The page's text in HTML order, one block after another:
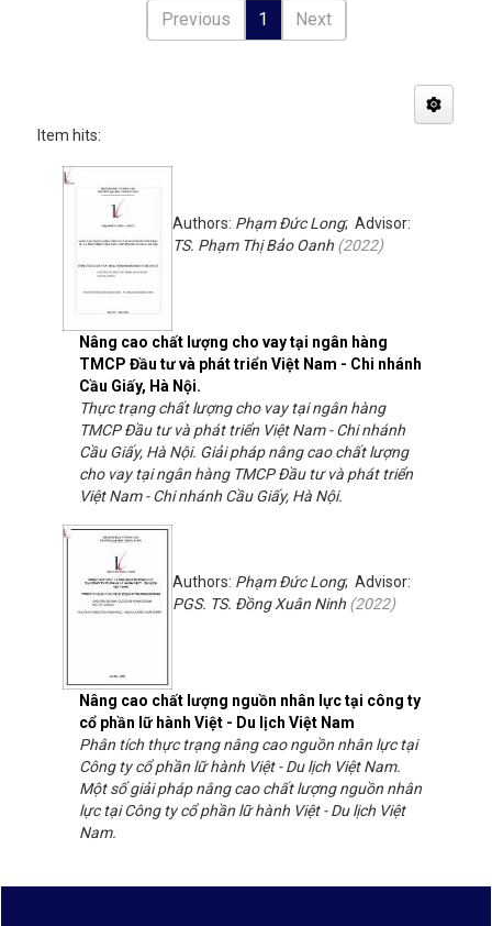
Previous 1 Next
Item hits:
Nâng cao chất lượng cho vay tại ngân hàng
TMCP Đầu tư và phát triển Việt Nam - Chi nhánh
Cầu Giấy, Hà Nội.
Authors: Phạm Đức Long; Advisor:
TS. Phạm Thị Bảo Oanh (2022)
Thực trạng chất lượng cho vay tại ngân hàng
TMCP Đầu tư và phát triển Việt Nam - Chi nhánh
Cầu Giấy, Hà Nội. Giải pháp nâng cao chất lượng
cho vay tại ngân hàng TMCP Đầu tư và phát triển
Việt Nam - Chi nhánh Cầu Giấy, Hà Nội.
Nâng cao chất lượng nguồn nhân lực tại công ty
cổ phần lữ hành Việt - Du lịch Việt Nam
Authors: Phạm Đức Long; Advisor:
PGS. TS. Đồng Xuân Ninh (2022)
Phân tích thực trạng nâng cao nguồn nhân lực tại
Công ty cổ phần lữ hành Việt - Du lịch Việt Nam.
Một số giải pháp nâng cao chất lượng nguồn nhân
lực tại Công ty cổ phần lữ hành Việt - Du lịch Việt
Nam.